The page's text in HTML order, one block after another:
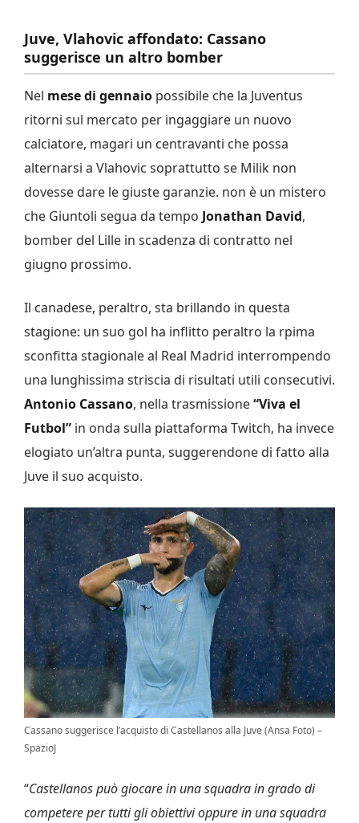
Juve, Vlahovic affondato: Cassano
suggerisce un altro bomber
Nel mese di gennaio possibile che la Juventus
ritorni sul mercato per ingaggiare un nuovo
calciatore, magari un centravanti che possa
alternarsi a Vlahovic soprattutto se Milik non
dovesse dare le giuste garanzie. non è un mistero
che Giuntoli segua da tempo Jonathan David,
bomber del Lille in scadenza di contratto nel
giugno prossimo.
Il canadese, peraltro, sta brillando in questa
stagione: un suo gol ha inflitto peraltro la rpima
sconfitta stagionale al Real Madrid interrompendo
una lunghissima striscia di risultati utili consecutivi.
Antonio Cassano, nella trasmissione“Viva el
Futbol” in onda sulla piattaforma Twitch, ha invece
elogiato un’altra punta, suggerendone di fatto alla
Juve il suo acquisto.
Cassano suggerisce l’acquisto di Castellanos alla Juve (Ansa Foto) –
SpazioJ
“Castellanos può giocare in una squadra in grado di
competere per tutti gli obiettivi oppure in una squadra